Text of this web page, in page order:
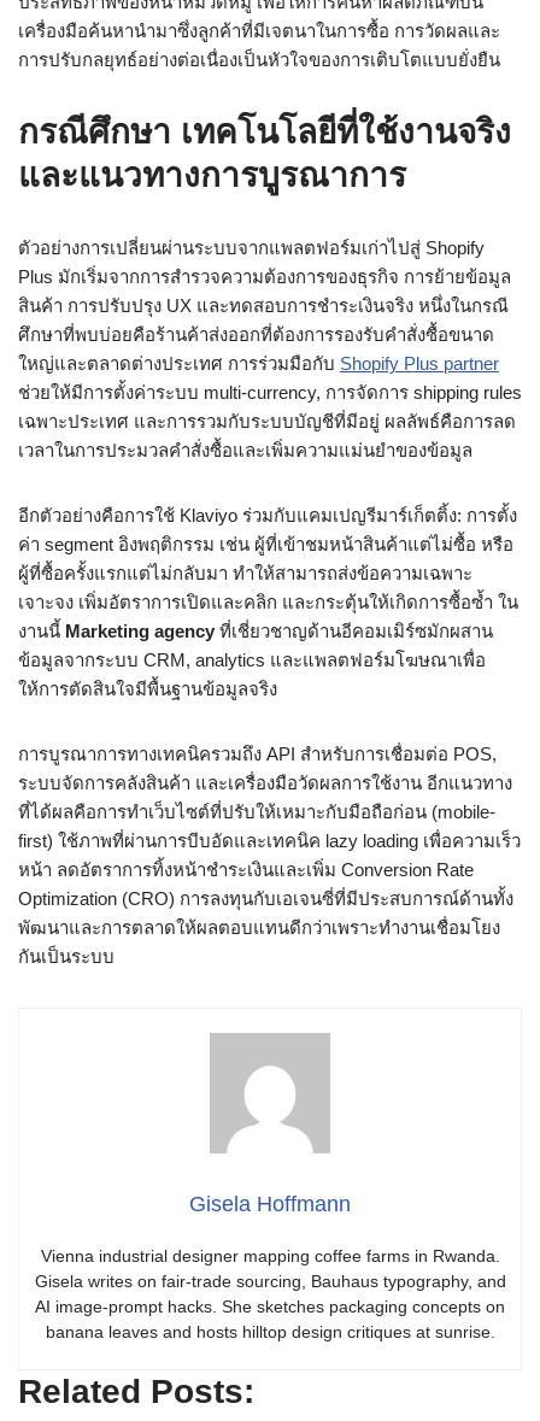
เครื่องมือค้นหานำมาซึ่งลูกค้าที่มีเจตนาในการซื้อ การวัดผลและ
การปรับกลยุทธ์อย่างต่อเนื่องเป็นหัวใจของการเติบโตแบบยั่งยืน
กรณีศึกษา เทคโนโลยีที่ใช้งานจริง
และแนวทางการบูรณาการ
ตัวอย่างการเปลี่ยนผ่านระบบจากแพลตฟอร์มเก่าไปสู่ Shopify
Plus มักเริ่มจากการสำรวจความต้องการของธุรกิจ การย้ายข้อมูล
สินค้า การปรับปรุง UX และทดสอบการชำระเงินจริง หนึ่งในกรณี
ศึกษาที่พบบ่อยคือร้านค้าส่งออกที่ต้องการรองรับคำสั่งซื้อขนาด
ใหญ่และตลาดต่างประเทศ การร่วมมือกับ Shopify Plus partner
ช่วยให้มีการตั้งค่าระบบ multi-currency, การจัดการ shipping rules
เฉพาะประเทศ และการรวมกับระบบบัญชีที่มีอยู่ ผลลัพธ์คือการลด
เวลาในการประมวลคำสั่งซื้อและเพิ่มความแม่นยำของข้อมูล
อีกตัวอย่างคือการใช้ Klaviyo ร่วมกับแคมเปญรีมาร์เก็ตติ้ง: การตั้ง
ค่า segment อิงพฤติกรรม เช่น ผู้ที่เข้าชมหน้าสินค้าแต่ไม่ซื้อ หรือ
ผู้ที่ซื้อครั้งแรกแต่ไม่กลับมา ทำให้สามารถส่งข้อความเฉพาะ
เจาะจง เพิ่มอัตราการเปิดและคลิก และกระตุ้นให้เกิดการซื้อซ้ำ ใน
งานนี้ Marketing agency ที่เชี่ยวชาญด้านอีคอมเมิร์ซมักผสาน
ข้อมูลจากระบบ CRM, analytics และแพลตฟอร์มโฆษณาเพื่อ
ให้การตัดสินใจมีพื้นฐานข้อมูลจริง
การบูรณาการทางเทคนิครวมถึง API สำหรับการเชื่อมต่อ POS,
ระบบจัดการคลังสินค้า และเครื่องมือวัดผลการใช้งาน อีกแนวทาง
ที่ได้ผลคือการทำเว็บไซต์ที่ปรับให้เหมาะกับมือถือก่อน (mobile-
first) ใช้ภาพที่ผ่านการบีบอัดและเทคนิค lazy loading เพื่อความเร็ว
หน้า ลดอัตราการทิ้งหน้าชำระเงินและเพิ่ม Conversion Rate
Optimization (CRO) การลงทุนกับเอเจนซี่ที่มีประสบการณ์ด้านทั้ง
พัฒนาและการตลาดให้ผลตอบแทนดีกว่าเพราะทำงานเชื่อมโยง
กันเป็นระบบ
Gisela Hoffmann
Vienna industrial designer mapping coffee farms in Rwanda.
Gisela writes on fair-trade sourcing, Bauhaus typography, and
AI image-prompt hacks. She sketches packaging concepts on
banana leaves and hosts hilltop design critiques at sunrise.
Related Posts: